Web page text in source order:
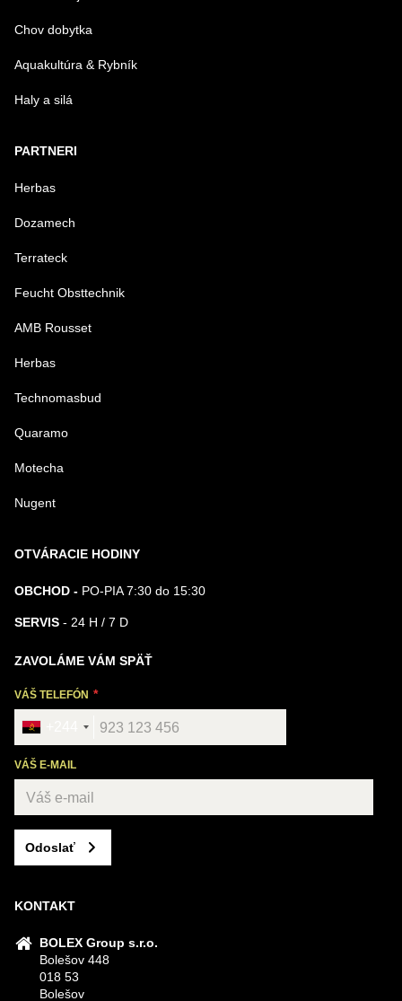
Chov dobytka
Aquakultúra & Rybník
Haly a silá
PARTNERI
Herbas
Dozamech
Terrateck
Feucht Obsttechnik
AMB Rousset
Herbas
Technomasbud
Quaramo
Motecha
Nugent
OTVÁRACIE HODINY
OBCHOD - PO-PIA 7:30 do 15:30
SERVIS - 24 H / 7 D
ZAVOLÁME VÁM SPÄŤ
VÁŠ TELEFÓN
VÁŠ E-MAIL
Odoslať
KONTAKT
BOLEX Group s.r.o.
Bolešov 448
018 53
Bolešov